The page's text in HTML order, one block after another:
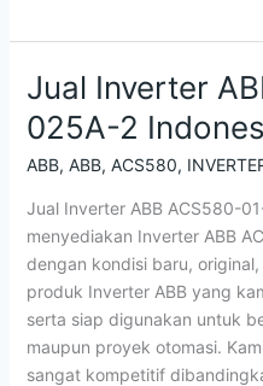
Jual Inverter
025A-2
ABB, ABB, ACS580,
Jual Inverter ABB ACS580-
menyediakan Inverter ABB
dengan kondisi baru,
produk Inverter ABB yang
serta siap digunakan untuk
maupun proyek otomasi.
sangat kompetitif
Jual
ABB
ACS580-
025A-
2
Indonesia